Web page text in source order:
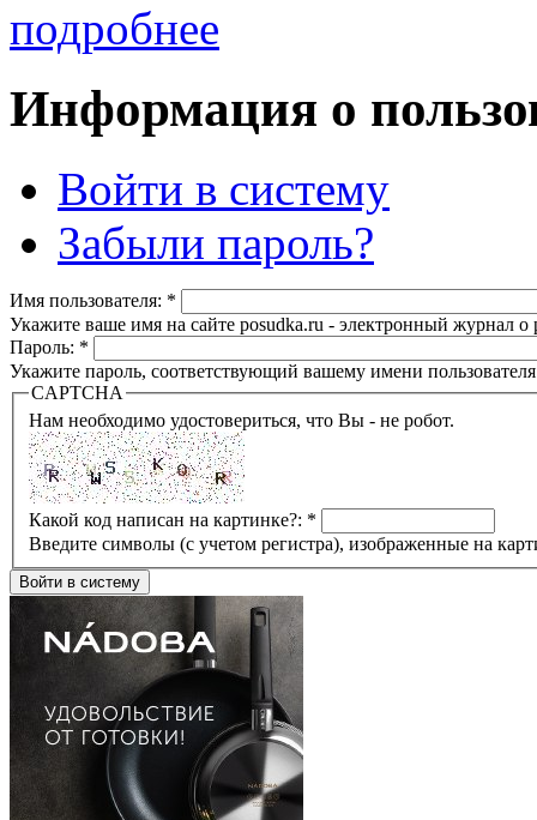
подробнее
Информация о
Войти в систему
Забыли пароль?
Имя пользователя: *
Укажите ваше имя на сайте posudka.ru - электронный журнал
Пароль: *
Укажите пароль, соответствующий вашему имени
CAPTCHA
Нам необходимо удостовериться, что Вы - не робот.
Какой код написан на картинке?: *
Введите символы (с учетом регистра), изображенные на